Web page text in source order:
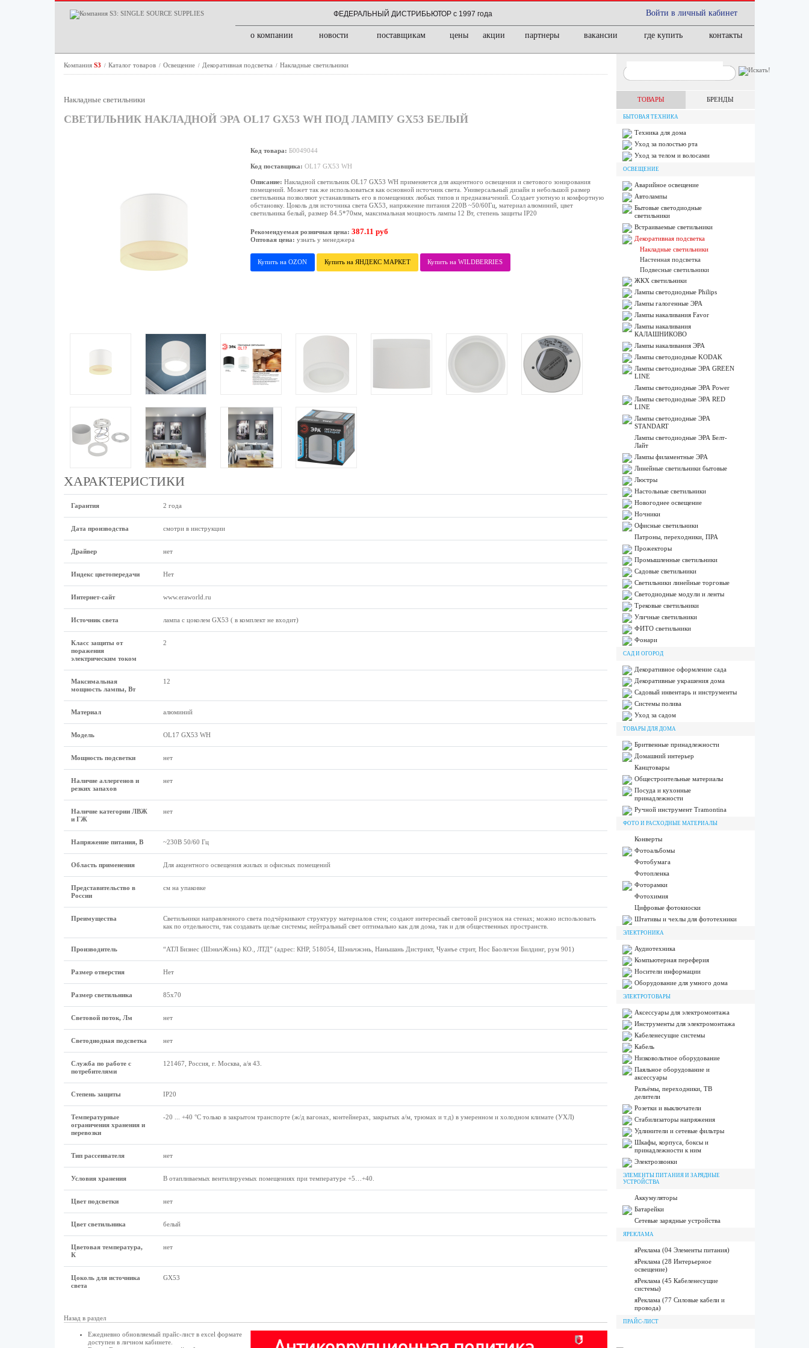
Войти в личный кабинет
ФЕДЕРАЛЬНЫЙ ДИСТРИБЬЮТОР с 1997 года
о компании новости поставщикам цены акции партнеры вакансии где купить контакты
Компания S3 / Каталог товаров / Освещение / Декоративная подсветка / Накладные светильники
Накладные светильники
СВЕТИЛЬНИК НАКЛАДНОЙ ЭРА OL17 GX53 WH ПОД ЛАМПУ GX53 БЕЛЫЙ
Код товара: Б0049044
Код поставщика: OL17 GX53 WH
Описание: Накладной светильник OL17 GX53 WH применяется для акцентного освещения и светового зонирования
помещений. Может так же использоваться как основной источник света. Универсальный дизайн и небольшой размер
светильника позволяют устанавливать его в помещениях любых типов и предназначений. Создает уютную и комфортную
обстановку. Цоколь для источника света GX53, напряжение питания 220В ~50/60Гц, материал алюминий, цвет
светильника белый, размер 84.5*70мм, максимальная мощность лампы 12 Вт, степень защиты IP20
Рекомендуемая розничная цена: 387.11 руб
Оптовая цена: узнать у менеджера
Купить на OZON Купить на ЯНДЕКС МАРКЕТ Купить на WILDBERRIES
ХАРАКТЕРИСТИКИ
Гарантия 2 года
Дата производства смотри в инструкции
Драйвер нет
Индекс цветопередачи Нет
Интернет-сайт www.eraworld.ru
Источник света лампа с цоколем GX53 ( в комплект не входит)
Класс защиты от
поражения
электрическим током
2
Максимальная
мощность лампы, Вт
12
Материал алюминий
Модель OL17 GX53 WH
Мощность подсветки нет
Наличие аллергенов и
резких запахов
нет
Наличие категории ЛВЖ
и ГЖ
нет
Напряжение питания, В ~230В 50/60 Гц
Область применения Для акцентного освещения жилых и офисных помещений
Представительство в
России
см на упаковке
Преимущества
Светильники направленного света подчёркивают структуру материалов стен; создают интересный световой рисунок на стенах; можно использовать
как по отдельности, так создавать целые системы; нейтральный свет оптимально как для дома, так и для общественных пространств.
Производитель “АТЛ Бизнес (ШэньчЖэнь) КО., ЛТД” (адрес: КНР, 518054, Шэньчжэнь, Наньшань Дистрикт, Чуанъе стрит, Нос Баоличэн Билдинг, рум 901)
Размер отверстия Нет
Размер светильника 85x70
Световой поток, Лм нет
Светодиодная подсветка нет
Служба по работе с
потребителями
121467, Россия, г. Москва, а/я 43.
Степень защиты IP20
Температурные
ограничения хранения и
перевозки
-20 ... +40 °C только в закрытом транспорте (ж/д вагонах, контейнерах, закрытых а/м, трюмах и т.д) в умеренном и холодном климате (УХЛ)
Тип рассеивателя нет
Условия хранения В отапливаемых вентилируемых помещениях при температуре +5…+40.
Цвет подсветки нет
Цвет светильника белый
Цветовая температура,
К
нет
Цоколь для источника
света
GX53
Назад в раздел
Ежедневно обновляемый прайс-лист в excel формате
доступен в личном кабинете.
ТОВАРЫ БРЕНДЫ
БЫТОВАЯ ТЕХНИКА
Техника для дома
Уход за полостью рта
Уход за телом и волосами
ОСВЕЩЕНИЕ
Аварийное освещение
Автолампы
Бытовые светодиодные
светильники
Встраиваемые светильники
Декоративная подсветка
Накладные светильники
Настенная подсветка
Подвесные светильники
ЖКХ светильники
Лампы cветодиодные Philips
Лампы галогенные ЭРА
Лампы накаливания Favor
Лампы накаливания
КАЛАШНИКОВО
Лампы накаливания ЭРА
Лампы светодиодные KODAK
Лампы светодиодные ЭРА GREEN
LINE
Лампы светодиодные ЭРА Power
Лампы светодиодные ЭРА RED
LINE
Лампы светодиодные ЭРА
STANDART
Лампы светодиодные ЭРА Белт-
Лайт
Лампы филаментные ЭРА
Линейные светильники бытовые
Люстры
Настольные светильники
Новогоднее освещение
Ночники
Офисные светильники
Патроны, переходники, ПРА
Прожекторы
Промышленные светильники
Садовые светильники
Светильники линейные торговые
Светодиодные модули и ленты
Трековые светильники
Уличные светильники
ФИТО светильники
Фонари
САД И ОГОРОД
Декоративное оформление сада
Декоративные украшения дома
Садовый инвентарь и инструменты
Системы полива
Уход за садом
ТОВАРЫ ДЛЯ ДОМА
Бритвенные принадлежности
Домашний интерьер
Канцтовары
Общестроительные материалы
Посуда и кухонные
принадлежности
Ручной инструмент Tramontina
ФОТО И РАСХОДНЫЕ МАТЕРИАЛЫ
Конверты
Фотоальбомы
Фотобумага
Фотопленка
Фоторамки
Фотохимия
Цифровые фотокиоски
Штативы и чехлы для фототехники
ЭЛЕКТРОНИКА
Аудиотехника
Компьютерная переферия
Носители информации
Оборудование для умного дома
ЭЛЕКТРОТОВАРЫ
Аксессуары для электромонтажа
Инструменты для электромонтажа
Кабеленесущие системы
Кабель
Низковольтное оборудование
Паяльное оборудование и
аксессуары
Разъёмы, переходники, ТВ
делители
Розетки и выключатели
Стабилизаторы напряжения
Удлинители и сетевые фильтры
Шкафы, корпуса, боксы и
принадлежности к ним
Электрозвонки
ЭЛЕМЕНТЫ ПИТАНИЯ И ЗАРЯДНЫЕ
УСТРОЙСТВА
Аккумуляторы
Батарейки
Сетевые зарядные устройства
ЯРЕКЛАМА
яРеклама (04 Элементы питания)
яРеклама (28 Интерьерное
освещение)
яРеклама (45 Кабеленесущие
системы)
яРеклама (77 Силовые кабели и
провода)
ПРАЙС-ЛИСТ